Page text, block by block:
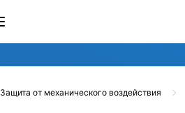
Защита от механического воздействия